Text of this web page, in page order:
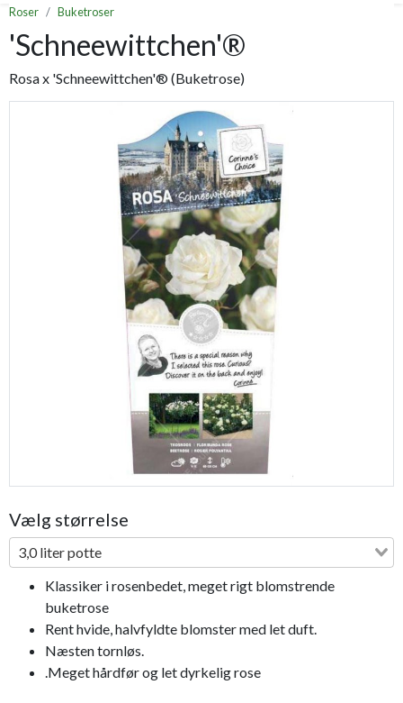
Roser Buketroser
'Schneewittchen'®
Rosa x 'Schneewittchen'® (Buketrose)
Vælg størrelse
3,0 liter potte
Klassiker i rosenbedet, meget rigt blomstrende
buketrose
Rent hvide, halvfyldte blomster med let duft.
Næsten tornløs.
.Meget hårdfør og let dyrkelig rose